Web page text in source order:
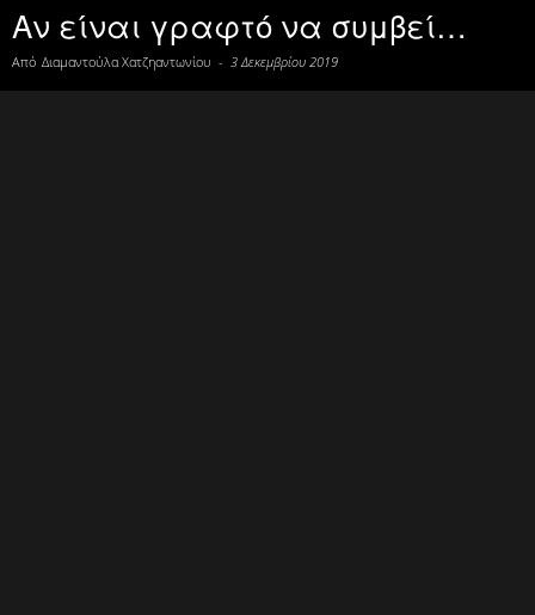
Αν είναι γραφτό να συμβεί…
Από Διαμαντούλα Χατζηαντωνίου - 3 Δεκεμβρίου 2019